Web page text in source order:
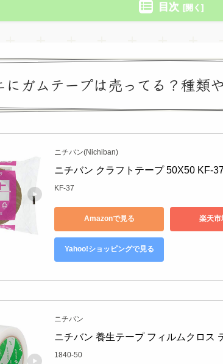
目次
にガムテープは売ってる？種類
ニチバン(Nichiban)
ニチバン クラフトテープ 50X50 KF-37
KF-37
Amazonで見る 楽天市
Yahoo!ショッピングで見る
ニチバン
ニチバン 養生テープ フィルムクロス
1840-50